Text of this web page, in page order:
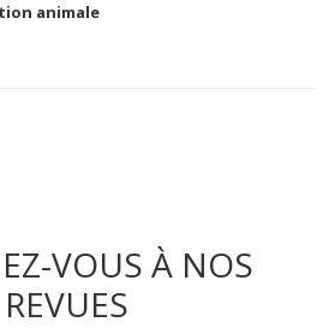
animale
VOUS À NOS
REVUES